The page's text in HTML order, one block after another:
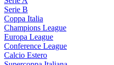
Serie B
Coppa Italia
Champions League
Europa League
Conference League
Calcio Estero